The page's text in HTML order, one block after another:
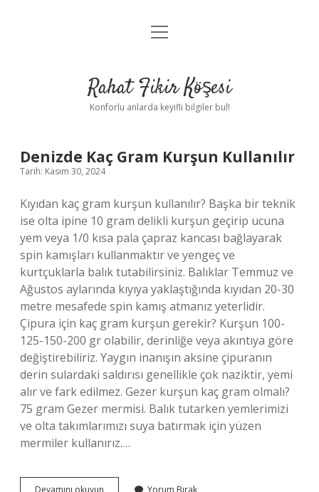
Anasayfa
Yasal Uyarı
menüyü
Rahat Fikir Köşesi
Konforlu anlarda keyifli bilgiler bul!
Rahat
Fikir
Köşesi
Yazılar
Denizde Kaç Gram Kurşun Kullanılır
Tarih: Kasım 30, 2024
Kıyıdan kaç gram kurşun kullanılır? Başka bir teknik
ise olta ipine 10 gram delikli kurşun geçirip ucuna
yem veya 1/0 kısa pala çapraz kancası bağlayarak
spin kamışları kullanmaktır ve yengeç ve
kurtçuklarla balık tutabilirsiniz. Balıklar Temmuz ve
Ağustos aylarında kıyıya yaklaştığında kıyıdan 20-30
metre mesafede spin kamış atmanız yeterlidir.
Çipura için kaç gram kurşun gerekir? Kurşun 100-
125-150-200 gr olabilir, derinliğe veya akıntıya göre
değiştirebiliriz. Yaygın inanışın aksine çipuranın
derin sulardaki saldırısı genellikle çok naziktir, yemi
alır ve fark edilmez. Gezer kurşun kaç gram olmalı?
75 gram Gezer mermisi. Balık tutarken yemlerimizi
ve olta takımlarımızı suya batırmak için yüzen
mermiler kullanırız.…
Devamını okuyun Denizde
Yorum Bırak